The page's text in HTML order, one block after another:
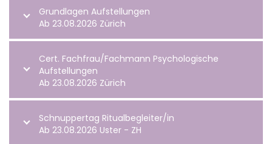
Grundlagen Aufstellungen
Ab 23.08.2026 Zürich
Cert. Fachfrau/Fachmann Psychologische
Aufstellungen
Ab 23.08.2026 Zürich
Schnuppertag Ritualbegleiter/in
Ab 23.08.2026 Uster - ZH